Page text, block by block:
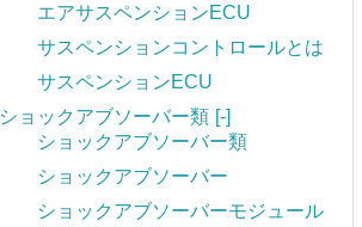
エアサスペンションECU
サスペンションコントロールとは
サスペンションECU
ショックアブソーバー類 [-]
ショックアブソーバー類
ショックアブソーバー
ショックアブソーバーモジュール